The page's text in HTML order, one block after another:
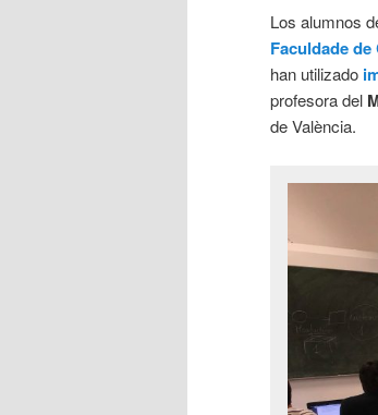
Los alumnos
Faculdade
han utilizado
profesora del
de València.